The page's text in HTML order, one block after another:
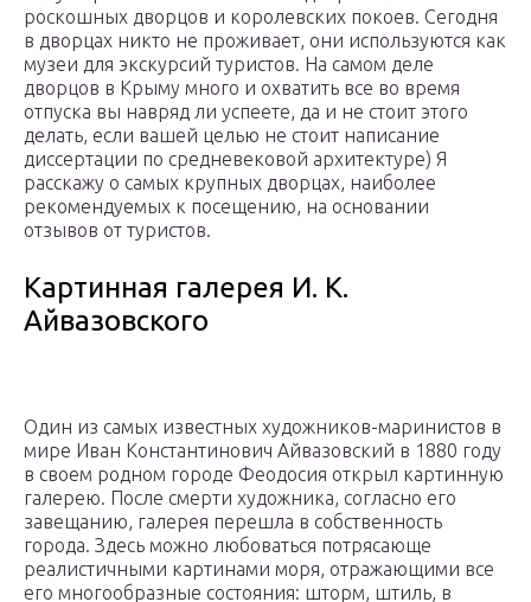
роскошных дворцов и королевских покоев. Сегодня
в дворцах никто не проживает, они используются как
музеи для экскурсий туристов. На самом деле
дворцов в Крыму много и охватить все во время
отпуска вы навряд ли успеете, да и не стоит этого
делать, если вашей целью не стоит написание
диссертации по средневековой архитектуре) Я
расскажу о самых крупных дворцах, наиболее
рекомендуемых к посещению, на основании
отзывов от туристов.
Картинная галерея И. К.
Айвазовского
Один из самых известных художников-маринистов в
мире Иван Константинович Айвазовский в 1880 году
в своем родном городе Феодосия открыл картинную
галерею. После смерти художника, согласно его
завещанию, галерея перешла в собственность
города. Здесь можно любоваться потрясающе
реалистичными картинами моря, отражающими все
его многообразные состояния: шторм, штиль, в